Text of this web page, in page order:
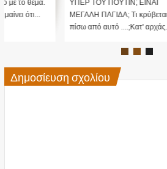
ΥΠΕΡ ΤΟΥ ΠΟΥΤΙΝ; ΕΙΝΑΙ
ΜΕΓΑΛΗ ΠΑΓΙΔΑ; Τι κρύβεται
πίσω από αυτό ....;Κατ' αρχάς...
Δημοσίευση σχολίου